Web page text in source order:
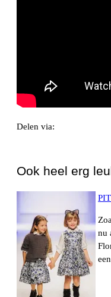
Delen via:
Ook heel erg
nu